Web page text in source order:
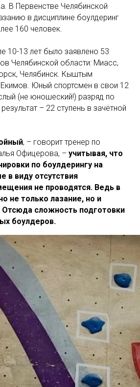
В Первенстве Челябинской
в дисциплине боулдеринг
160 человек.
10-13 лет было заявлено 53
Челябинской области: Миасс,
Челябинск. Кыштым
Екимов. Юный спортсмен в свои 12
(не юношеский!) разряд по
– 22 ступень в зачётной
, – говорит тренер по
Офицерова, – учитывая, что
по боулдерингу на
в виду отсутствия
не проводятся. Ведь в
не только лазание, но и
Отсюда сложность подготовки
боулдеров.